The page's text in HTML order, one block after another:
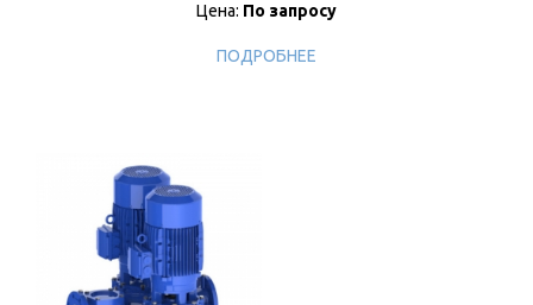
Цена: По запросу
ПОДРОБНЕЕ